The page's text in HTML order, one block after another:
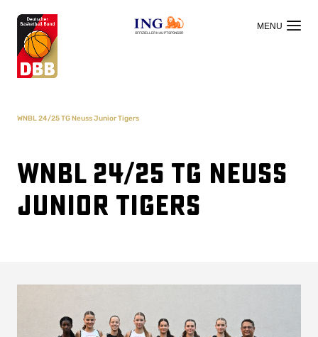
OFFIZIELLER HAUPTSPONSOR
WNBL 24/25 TG Neuss Junior Tigers
WNBL 24/25 TG Neuss
Junior Tigers